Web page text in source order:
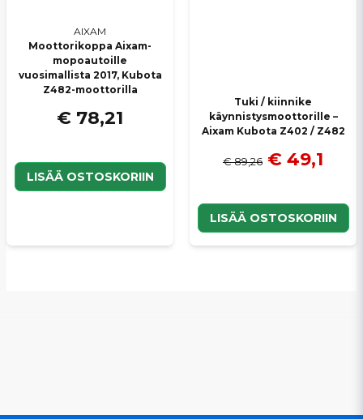
AIXAM
Moottorikoppa Aixam-
mopoautoille
vuosimallista 2017, Kubota
Z482-moottorilla
€ 78,21
LISÄÄ OSTOSKORIIN
Tuki / kiinnike
käynnistysmoottorille –
Aixam Kubota Z402 / Z482
€ 89,26 € 49,1
LISÄÄ OSTOSKORIIN